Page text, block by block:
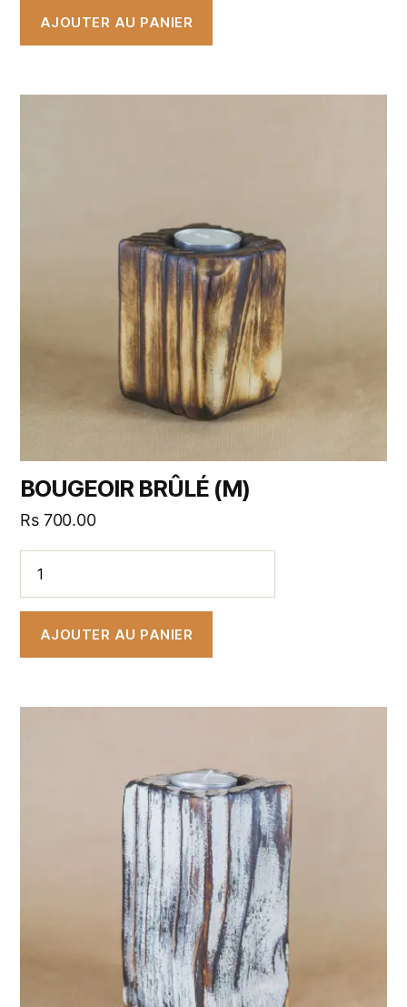
AJOUTER AU PANIER
BOUGEOIR BRÛLÉ (M)
Rs 700.00
AJOUTER AU PANIER